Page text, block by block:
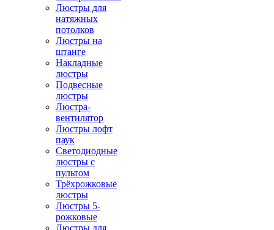
Люстры для
натяжных
потолков
Люстры на
штанге
Накладные
люстры
Подвесные
люстры
Люстра-
вентилятор
Люстры лофт
паук
Светодиодные
люстры с
пультом
Трёхрожковые
люстры
Люстры 5-
рожковые
Люстры для